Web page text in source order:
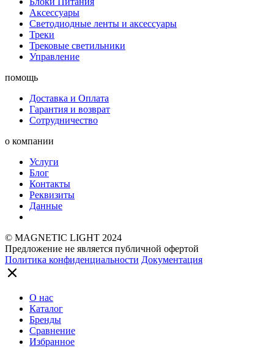
Аксессуары
Светодиодные ленты и аксессуары
Треки
Трековые светильники
Управление
помощь
Доставка и Оплата
Гарантия и возврат
Сотрудничество
о компании
Услуги
Блог
Контакты
Реквизиты
Данные
© MAGNETIC LIGHT 2024
Предложение не является публичной офертой
Политика конфиденциальности Документация
О нас
Каталог
Бренды
Сравнение
Избранное